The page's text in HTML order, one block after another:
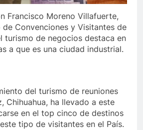
Francisco Moreno Villafuerte,
Convenciones y Visitantes de
turismo de negocios destaca en
a que es una ciudad industrial.
del turismo de reuniones
Chihuahua, ha llevado a este
en el top cinco de destinos
tipo de visitantes en el País.